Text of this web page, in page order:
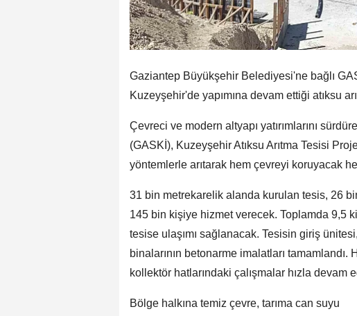
Gaziantep Büyükşehir Belediyesi'ne bağlı
Kuzeyşehir'de yapımına devam ettiği atıksu
Çevreci ve modern altyapı yatırımlarını
(GASKİ), Kuzeyşehir Atıksu Arıtma Tesisi
yöntemlerle arıtarak hem çevreyi koruyacak
31 bin metrekarelik alanda kurulan tesis, 26
145 bin kişiye hizmet verecek. Toplamda 9,5
tesise ulaşımı sağlanacak. Tesisin giriş
binalarının betonarme imalatları
kollektör hatlarındaki çalışmalar hızla devam
Bölge halkına temiz çevre, tarıma can suyu